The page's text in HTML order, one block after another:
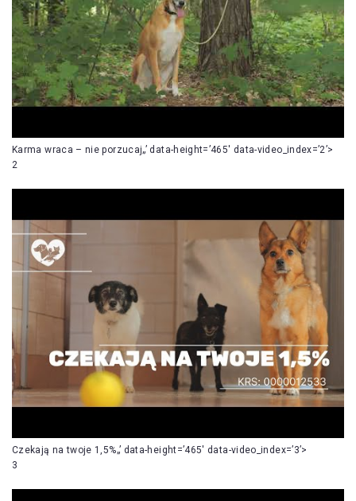
Karma wraca – nie porzucaj„’ data-height=’465′ data-video_index=’2’>
2
Czekają na twoje 1,5%„’ data-height=’465′ data-video_index=’3’>
3